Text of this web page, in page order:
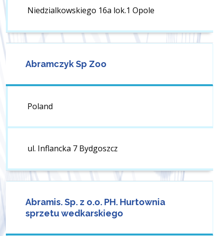
Niedzialkowskiego 16a lok.1 Opole
Abramczyk Sp Zoo
Poland
ul. Inflancka 7 Bydgoszcz
Abramis. Sp. z o.o. PH. Hurtownia
sprzetu wedkarskiego